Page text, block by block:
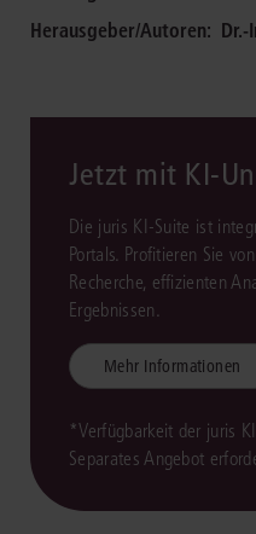
Herausgeber/Autoren: Dr.-
Jetzt mit KI-
Die juris KI-Suite ist
Portals. Profitieren Sie
Recherche, effizienten
Ergebnissen.
Mehr Informationen
*Verfügbarkeit der juris
Separates Angebot